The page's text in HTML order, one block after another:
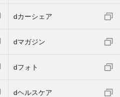
dカーシェア
dマガジン
dフォト
dヘルスケア